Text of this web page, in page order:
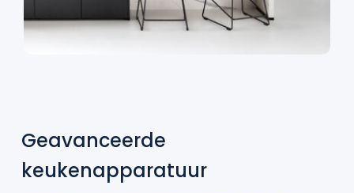
Geavanceerde
keukenapparatuur